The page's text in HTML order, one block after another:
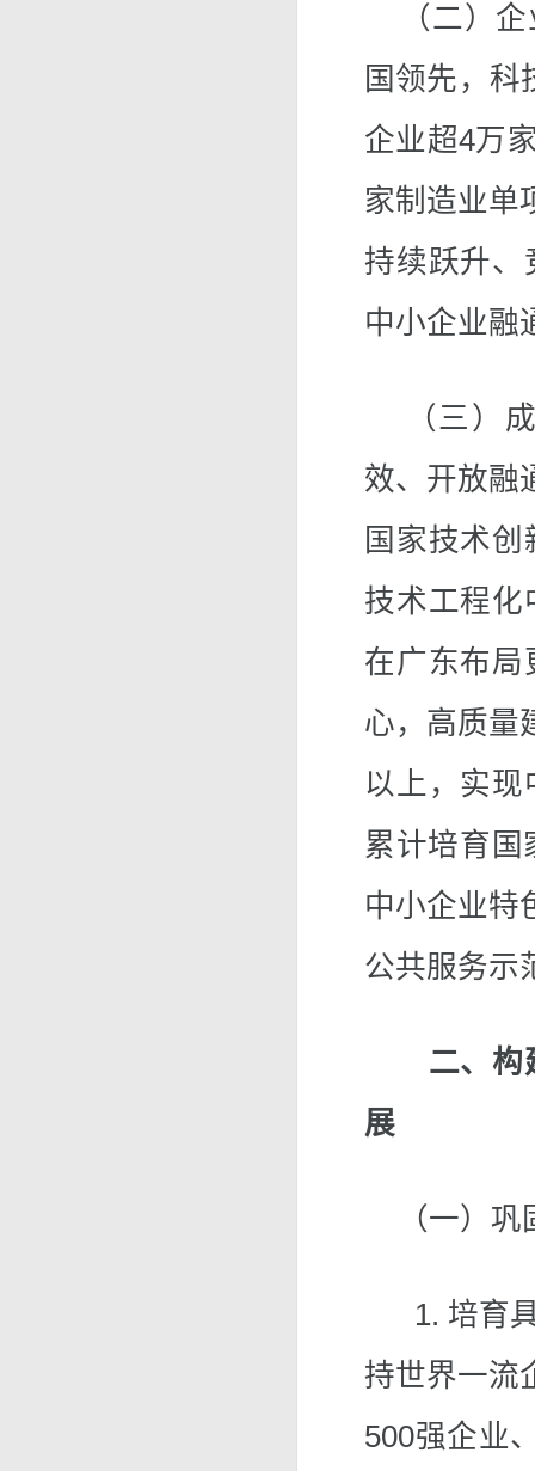
（二）企
国领先，科
企业超4万
家制造业单
持续跃升、
中小企业融
（三）成
效、开放融
国家技术
技术工程化
在广东布局
心，高质量
以上，实
累计培育国
中小企业特
公共服务示
二、构
展
（一）巩
1. 培育具
持世界一流
500强企业